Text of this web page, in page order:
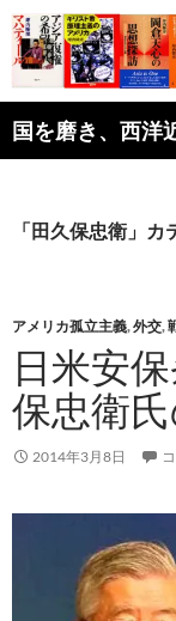
コ
ン
テ
ン
ツ
へ
国を磨き、西洋
索
「田久保忠衛」
アメリカ孤立主義,外交,
日米安
保忠衛
2014年3月8日